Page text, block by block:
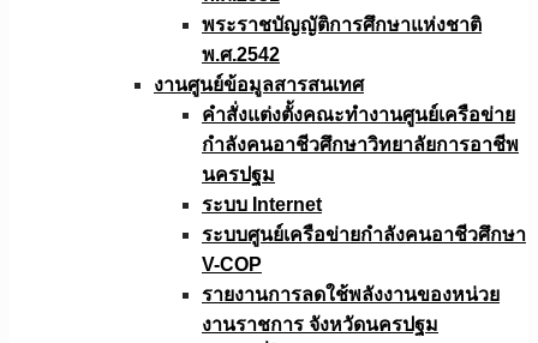
พระราชบัญญัติการศึกษาแห่งชาติ
พ.ศ.2542
งานศูนย์ข้อมูลสารสนเทศ
คำสั่งแต่งตั้งคณะทำงานศูนย์เครือข่าย
กำลังคนอาชีวศึกษาวิทยาลัยการอาชีพ
นครปฐม
ระบบ Internet
ระบบศูนย์เครือข่ายกำลังคนอาชีวศึกษา
V-COP
รายงานการลดใช้พลังงานของหน่วย
งานราชการ จังหวัดนครปฐม